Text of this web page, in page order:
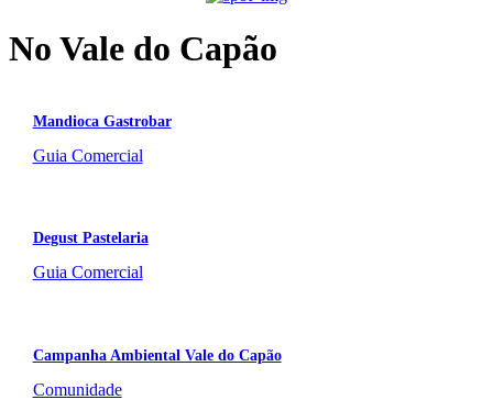
No Vale do Capão
Mandioca Gastrobar
Guia Comercial
Degust Pastelaria
Guia Comercial
Campanha Ambiental Vale do Capão
Comunidade